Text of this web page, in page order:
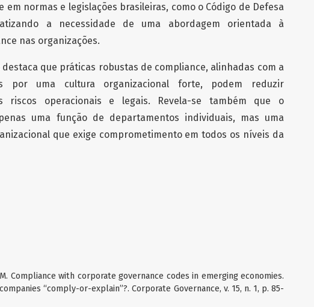
em normas e legislações brasileiras, como o Código de Defesa
a necessidade de uma abordagem orientada à
nas organizações.
destaca que práticas robustas de compliance, alinhadas com a
por uma cultura organizacional forte, podem reduzir
riscos operacionais e legais. Revela-se também que o
uma função de departamentos individuais, mas uma
que exige comprometimento em todos os níveis da
M. Compliance with corporate governance codes in emerging economies.
“comply-or-explain”?. Corporate Governance, v. 15, n. 1, p. 85-